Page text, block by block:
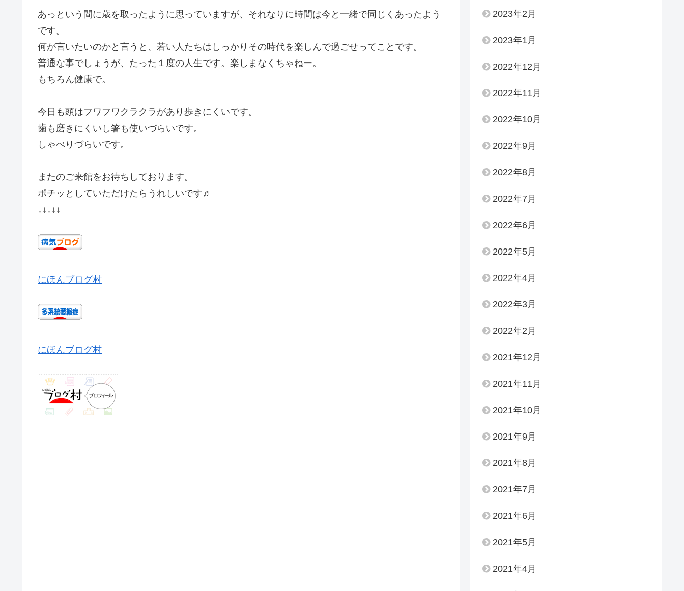
あっという間に歳を取ったように思っていますが、それなりに時間は今と一緒で同じくあったよう
です。
何が言いたいのかと言うと、若い人たちはしっかりその時代を楽しんで過ごせってことです。
普通な事でしょうが、たった１度の人生です。楽しまなくちゃねー。
もちろん健康で。
今日も頭はフワフワクラクラがあり歩きにくいです。
歯も磨きにくいし箸も使いづらいです。
しゃべりづらいです。
またのご来館をお待ちしております。
ポチッとしていただけたらうれしいです♬
↓↓↓↓↓
にほんブログ村
にほんブログ村
2023年2月
2023年1月
2022年12月
2022年11月
2022年10月
2022年9月
2022年8月
2022年7月
2022年6月
2022年5月
2022年4月
2022年3月
2022年2月
2021年12月
2021年11月
2021年10月
2021年9月
2021年8月
2021年7月
2021年6月
2021年5月
2021年4月